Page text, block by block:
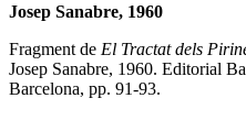
Josep Sanabre, 1960
Fragment de El Tractat dels
Josep Sanabre, 1960. Editorial
Barcelona, pp. 91-93.